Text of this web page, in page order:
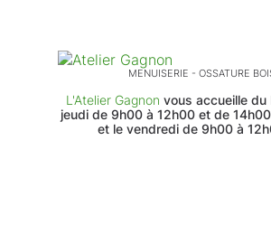
MENUISERIE - OSSATURE
L'Atelier Gagnon vous accueille du
jeudi de 9h00 à 12h00 et de
et le vendredi de 9h00 à